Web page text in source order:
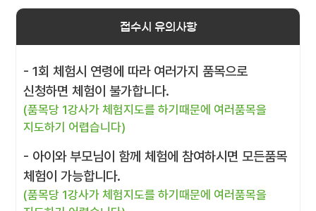
접수시 유의사항
- 1회 체험시 연령에 따라 여러가지 품목으로
신청하면 체험이 불가합니다.
(품목당 1강사가 체험지도를 하기때문에 여러품목을
지도하기 어렵습니다)
- 아이와 부모님이 함께 체험에 참여하시면 모든품목
체험이 가능합니다.
(품목당 1강사가 체험지도를 하기때문에 여러품목을